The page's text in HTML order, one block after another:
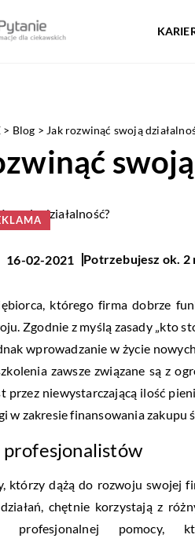
> Blog > Jak rozwinąć swoją
16-02-2021 Potrzebujesz ok. 2
którego firma dobrze
Zgodnie z myślą zasady „kto
wprowadzanie w życie
zawsze związane są z
przez niewystarczającą ilość
w zakresie finansowania
profesjonalistów
którzy dążą do rozwoju swojej
chętnie korzystają z
profesjonalnej pomocy,